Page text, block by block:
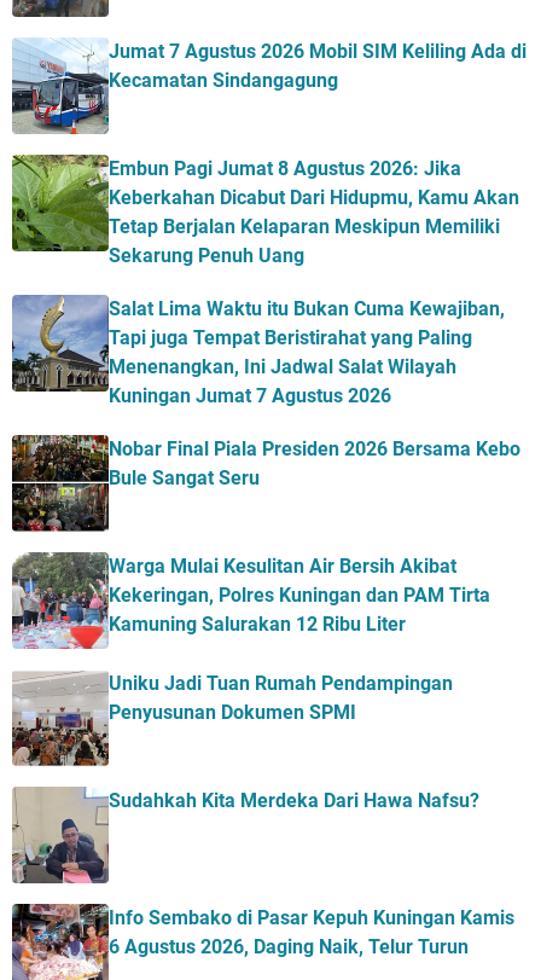
Jumat 7 Agustus 2026 Mobil SIM Keliling Ada di
Kecamatan Sindangagung
Embun Pagi Jumat 8 Agustus 2026: Jika
Keberkahan Dicabut Dari Hidupmu, Kamu Akan
Tetap Berjalan Kelaparan Meskipun Memiliki
Sekarung Penuh Uang
Salat Lima Waktu itu Bukan Cuma Kewajiban,
Tapi juga Tempat Beristirahat yang Paling
Menenangkan, Ini Jadwal Salat Wilayah
Kuningan Jumat 7 Agustus 2026
Nobar Final Piala Presiden 2026 Bersama Kebo
Bule Sangat Seru
Warga Mulai Kesulitan Air Bersih Akibat
Kekeringan, Polres Kuningan dan PAM Tirta
Kamuning Salurakan 12 Ribu Liter
Uniku Jadi Tuan Rumah Pendampingan
Penyusunan Dokumen SPMI
Sudahkah Kita Merdeka Dari Hawa Nafsu?
Info Sembako di Pasar Kepuh Kuningan Kamis
6 Agustus 2026, Daging Naik, Telur Turun